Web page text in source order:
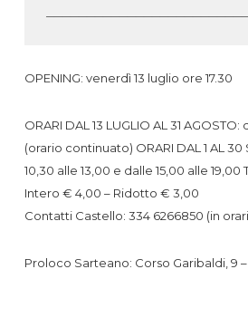
OPENING: venerdì 13 luglio ore 17.30
ORARI DAL 13 LUGLIO AL 31
(orario continuato) ORARI DAL 1 AL 30
10,30 alle 13,00 e dalle 15,00 alle 19,00
Intero € 4,00 – Ridotto € 3,00
Contatti Castello: 334 6266850 (in
Proloco Sarteano: Corso Garibaldi, 9